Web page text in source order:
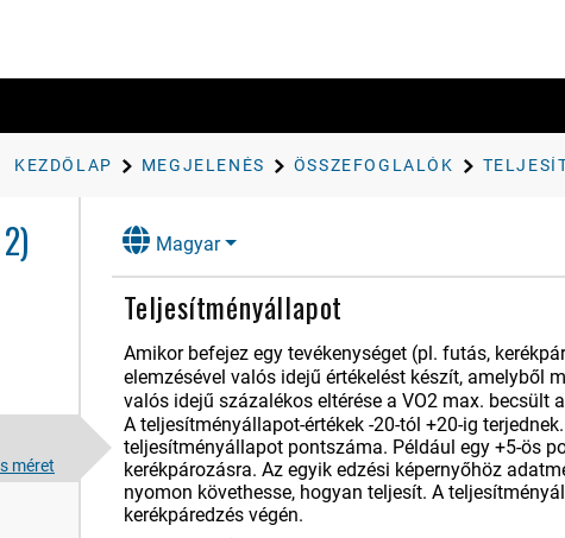
KEZDŐLAP MEGJELENÉS ÖSSZEFOGLALÓK
méret
Magyar
Teljesítményállapot
Amikor befejez egy tevékenységet (pl. futás,
elemzésével valós idejű értékelést készít, amelyből
valós idejű százalékos eltérése a VO2 max. becsült
A teljesítményállapot-értékek -20-tól +20-ig
teljesítményállapot pontszáma. Például egy +5-ös
kerékpározásra. Az egyik edzési képernyőhöz
nyomon követhesse, hogyan teljesít. A
kerékpáredzés végén.